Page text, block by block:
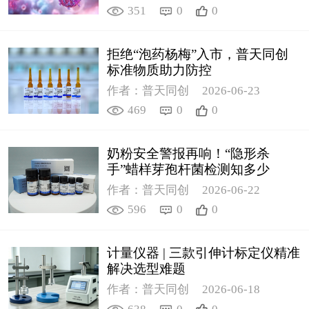
351 0 0
拒绝“泡药杨梅”入市，普天同创
标准物质助力防控
作者：普天同创
2026-06-23
469
0 0
奶粉安全警报再响！“隐形杀
手”蜡样芽孢杆菌检测知多少
作者：普天同创
2026-06-22
596
0 0
计量仪器 | 三款引伸计标定仪精准
解决选型难题
作者：普天同创
2026-06-18